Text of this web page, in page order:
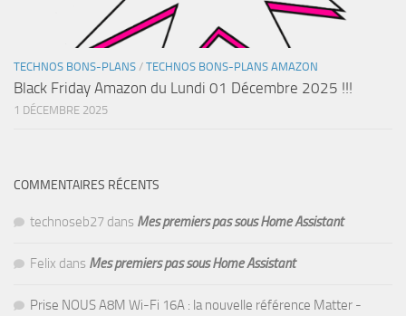
TECHNOS BONS-PLANS / TECHNOS BONS-PLANS AMAZON
Black Friday Amazon du Lundi 01 Décembre 2025 !!!
1 DÉCEMBRE 2025
COMMENTAIRES RÉCENTS
technoseb27 dans Mes premiers pas sous Home Assistant
Felix dans Mes premiers pas sous Home Assistant
Prise NOUS A8M Wi-Fi 16A : la nouvelle référence Matter -